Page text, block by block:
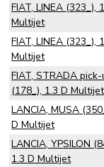
FIAT, LINEA (323_),
Multijet
FIAT, LINEA (323_),
Multijet
FIAT, STRADA pick-
(178_), 1.3 D Multijet
LANCIA, MUSA
D Multijet
LANCIA, YPSILON
1.3 D Multijet